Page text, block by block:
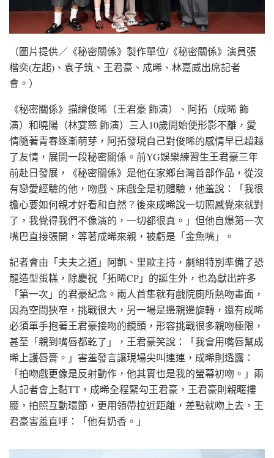
（圖片提供／《秘密關係》製作單位/《秘密關係》演員張
楷奕(左起)、袁子筑、王君豪、成晞、林嘉威出席記者
會。）
《秘密關係》描繪俊晞（王君豪 飾演）、阿拓（成晞 飾
演）和曉陽（林宴慈 飾演）三人10歲開始便形影不離，愛
情隨著青春逐漸萌芽，阿拓發現自己對俊晞的感情早已超越
了友情，展開一段秘密關係。前YG娛樂練習生王君豪三年
前赴日發展，《秘密關係》是他在家鄉台灣首部作品，從沒
有戀愛經驗的他，吻戲、床戲全是初體驗，他羞說：「我很
擔心要如何親才好看和自然？後來成晞說一切照感覺來就對
了，我覺得我們不像演的，一切都很真。」但他自爆第一次
嘴巴直接張開，等著成晞來親，被虧是「金魚嘴」。
記者會由「夫夫之道」阿凱、里歐主持，劇組特別準備了恐
龍造型蛋糕，除慶祝「拓晞CP」的誕生外，也為獻出許多
「第一次」的君豪紀念。兩人首集就有戲院廁所熱吻畫面，
因為空間狹窄，挑戰很大，另一場是邊親邊旋轉，還有成晞
必須單手抱著王君豪接吻的鏡頭，形容挑戰很多親吻極限，
甚至「親到嘴唇都乾了」，王君豪笑說：「我會用嘴唇幫成
晞上護唇膏。」害羞發言讓現場尖叫連連，成晞則透露：
「拍吻戲更像是反射動作，他其實也是我的螢幕初吻。」兩
人記者會上黏TT，成晞全程緊勾王君豪，王君豪則親暱摟
腰，拍照互動環節，更用領帶拉近距離，差點就吻上去，王
君豪害羞直呼：「他有奶香。」